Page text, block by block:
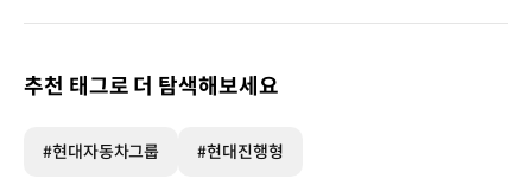
추천 태그로 더 탐색해보세요
#현대자동차그룹 #현대진행형